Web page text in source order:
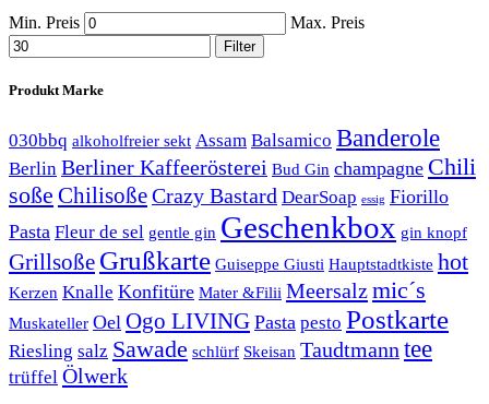
Min. Preis Max. Preis
Filter
Produkt Marke
030bbq alkoholfreier sekt Assam Balsamico Banderole
Berlin Berliner Kaffeerösterei Bud Gin champagne Chili
soße ChilisoßeCrazy Bastard DearSoap essig Fiorillo
Pasta Fleur de sel gentle gin Geschenkbox gin knopf
Grillsoße Grußkarte Guiseppe Giusti Hauptstadtkiste hot
Kerzen Knalle Konfitüre Mater &Filii Meersalzmic´s
Muskateller Oel Ogo LIVING Pasta pesto Postkarte
Riesling salz Sawade schlürf Skeisan Taudtmann tee
trüffel Ölwerk